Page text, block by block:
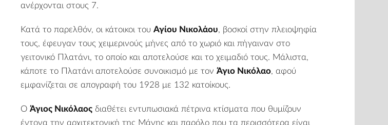
ανέρχονται στους 7.
Κατά το παρελθόν, οι κάτοικοι του Αγίου Νικολάου, βοσκοί στην πλειοψηφία
τους, έφευγαν τους χειμερινούς μήνες από το χωριό και πήγαιναν στο
γειτονικό Πλατάνι, το οποίο και αποτελούσε και το χειμαδιό τους. Mάλιστα,
κάποτε το Πλατάνι αποτελούσε συνοικισμό με τον Άγιο Νικόλαο, αφού
εμφανίζεται σε απογραφή του 1928 με 132 κατοίκους.
Ο Άγιος Νικόλαος διαθέτει εντυπωσιακά πέτρινα κτίσματα που θυμίζουν
έντονα την αρχιτεκτονική της Μάνης και παρόλο που τα περισσότερα είναι